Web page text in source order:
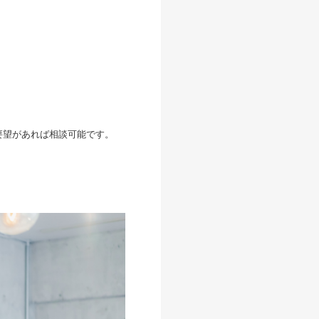
があれば相談可能です。